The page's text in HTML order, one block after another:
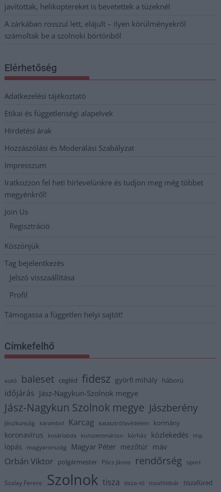
javítottak, helikoptereket is bevetettek a tüzeknél
A zárkában rosszul lett, elájult – ilyen körülményekről
számoltak be a szolnoki börtönből
Elérhetőség
Adatkezelési tájékoztató
Etikai és függetlenségi alapelvek
Hirdetési árak
Hozzászólási és Moderálási Szabályzat
Impresszum
Iratkozzon fel heti hírlevelünkre és tudjon meg még többet
megyénkről!
Join Us
Regisztráció
Köszönjük
Tag bejelentkezés
Jelszó visszaállítása
Profil
Támogassa a független helyi sajtót!
Címkefelhő
autó baleset cegléd fidesz györfi mihály háború
időjárás Jász-Nagykun-Szolnok megye
Jász-Nagykun Szolnok megye Jászberény
Jászkunság karambol Karcag katasztrófavédelem kormány
koronavírus kosárlabda kunszentmárton kórház közlekedés lmp
lopás magyarország Magyar Péter mezőtúr máv
Orbán Viktor polgármester Pócs János rendőrség sport
Szalay Ferenc Szolnok tisza tisza-tó tiszaföldvár tiszafüred